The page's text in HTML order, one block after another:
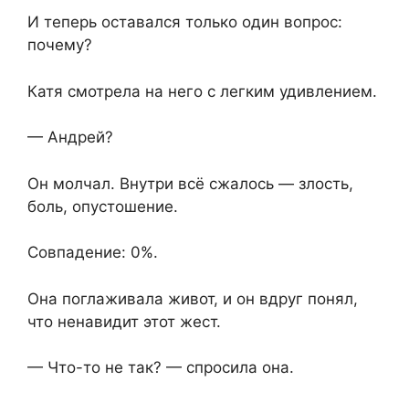
И теперь оставался только один вопрос:
почему?
Катя смотрела на него с легким удивлением.
— Андрей?
Он молчал. Внутри всё сжалось — злость,
боль, опустошение.
Совпадение: 0%.
Она поглаживала живот, и он вдруг понял,
что ненавидит этот жест.
— Что-то не так? — спросила она.